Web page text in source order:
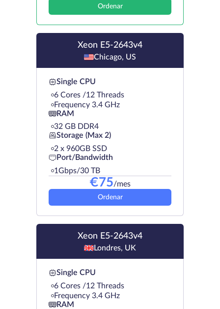
Ordenar
Xeon E5-2643v4
Chicago, US
Single CPU
6 Cores /12 Threads
Frequency 3.4 GHz
RAM
32 GB DDR4
Storage (Max 2)
2 х 960GB SSD
Port/Bandwidth
1Gbps/30 TB
€75/mes
Ordenar
Xeon E5-2643v4
Londres, UK
Single CPU
6 Cores /12 Threads
Frequency 3.4 GHz
RAM